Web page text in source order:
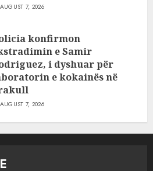
AUGUST 7, 2026
konfirmon
e Samir
i dyshuar për
e kokainës në
AUGUST 7, 2026